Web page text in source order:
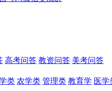
高考问答 教资问答 美考问答
类 农学类 管理类 教育学 医学